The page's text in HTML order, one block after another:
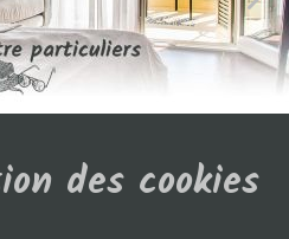
des cookies